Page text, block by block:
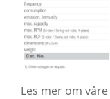
Les mer om våre